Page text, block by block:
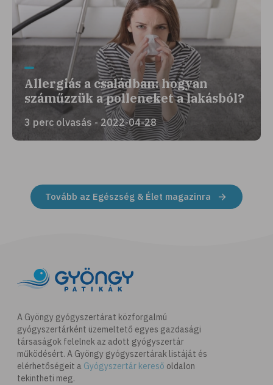
Allergiás a családban: hogyan
száműzzük a polleneket a lakásból?
3 perc olvasás - 2022-04-28
Tovább az Egészség & Élet magazinra
A Gyöngy gyógyszertárat közforgalmú
gyógyszertárként üzemeltető egyes gazdasági
társaságok felelnek az adott gyógyszertár
működésért. A Gyöngy gyógyszertárak listáját és
elérhetőségeit a Gyógyszertár kereső oldalon
tekintheti meg.